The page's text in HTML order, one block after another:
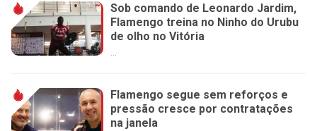
Sob comando de Leonardo Jardim,
Flamengo treina no Ninho do Urubu
de olho no Vitória
Flamengo segue sem reforços e
pressão cresce por contratações
na janela